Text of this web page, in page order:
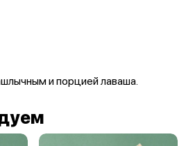
и порцией лаваша.